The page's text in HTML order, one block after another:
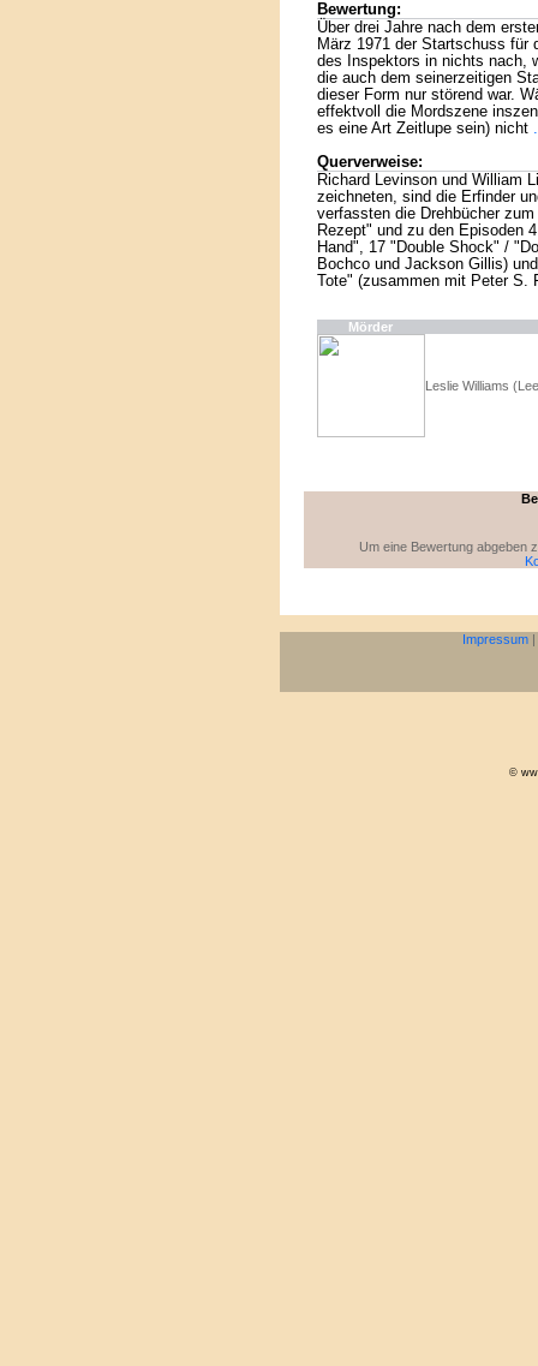
Bewertung:
Über drei Jahre nach dem
März 1971 der Startschuss für
des Inspektors in nichts nach,
die auch dem seinerzeitigen
dieser Form nur störend war.
effektvoll die Mordszene
es eine Art Zeitlupe sein) nicht
Querverweise:
Richard Levinson und William
zeichneten, sind die Erfinder
verfassten die Drehbücher
Rezept" und zu den Episoden
Hand", 17 "Double Shock" /
Bochco und Jackson Gillis)
Tote" (zusammen mit Peter
Mörder
Leslie Williams
Um eine Bewertung abgeben
Impressum |
©